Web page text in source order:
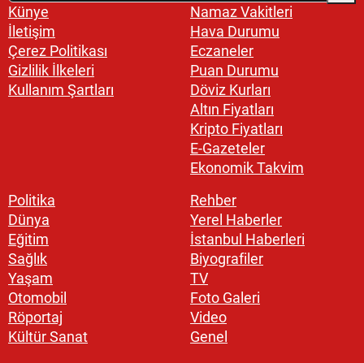
Künye
İletişim
Çerez Politikası
Gizlilik İlkeleri
Kullanım Şartları
Namaz Vakitleri
Hava Durumu
Eczaneler
Puan Durumu
Döviz Kurları
Altın Fiyatları
Kripto Fiyatları
E-Gazeteler
Ekonomik Takvim
Politika
Dünya
Eğitim
Sağlık
Yaşam
Otomobil
Röportaj
Kültür Sanat
Rehber
Yerel Haberler
İstanbul Haberleri
Biyografiler
TV
Foto Galeri
Video
Genel